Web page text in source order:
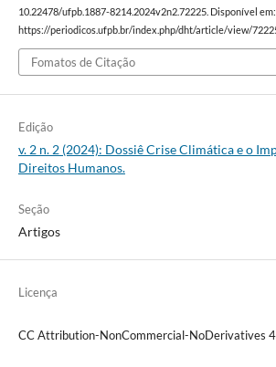
10.22478/ufpb.1887-8214.2024v2n2.72225. Disponível em:
https://periodicos.ufpb.br/index.php/dht/article/view/
Fomatos de Citação
Edição
v. 2 n. 2 (2024): Dossiê Crise Climática e o
Direitos Humanos.
Seção
Artigos
Licença
CC Attribution-NonCommercial-NoDerivatives